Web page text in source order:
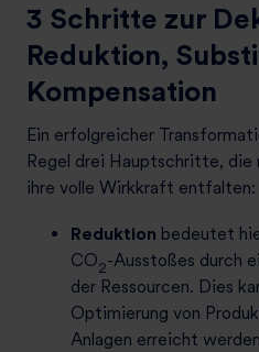
3 Schritte zur
Reduktion,
Kompensation
Ein erfolgreicher
Regel drei Hauptschritte,
ihre volle Wirkkraft entfalten:
Reduktion bedeutet
CO2-Ausstoßes durch
der Ressourcen. Dies
Optimierung von
Anlagen erreicht